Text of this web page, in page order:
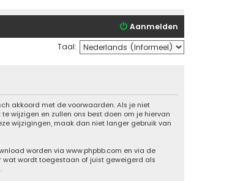
Aanmelden
Taal:
akkoord met de voorwaarden. Als je niet
wijzigen en zullen ons best doen om je hiervan
wijzigingen, maak dan niet langer gebruik van
worden via www.phpbb.com en via de
wat wordt toegestaan of juist geweigerd als
.